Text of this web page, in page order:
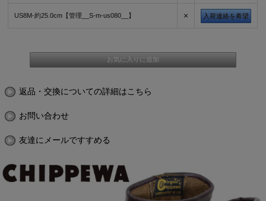
US8M-約25.0cm【管理__S-m-us080__】 × 入荷連絡を希望
返品・交換についての詳細はこちら
お問い合わせ
友達にメールですすめる